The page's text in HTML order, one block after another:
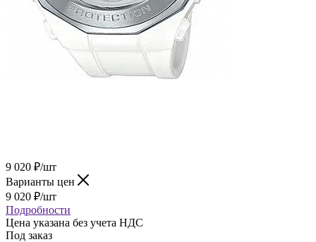
9 020 ₽/шт
Варианты цен
9 020 ₽/шт
Подробности
Цена указана без учета НДС
Под заказ